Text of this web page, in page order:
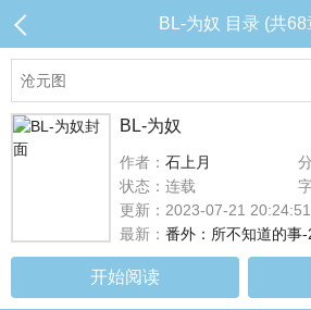
BL-为奴 目录 (共68
BL-为奴
作者： 石上月
状态：连载
更新：2023-07-21 20:24:51
最新： 番外：所不知道的事
开始阅读